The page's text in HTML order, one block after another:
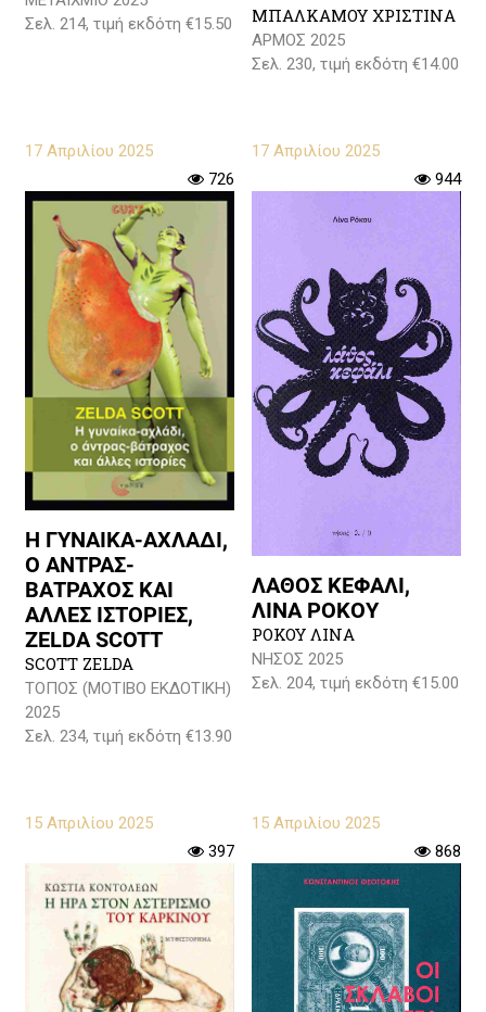
Σελ. 214, τιμή εκδότη €15.50
ΜΠΑΛΚΑΜΟΥ ΧΡΙΣΤΙΝΑ
ΑΡΜΟΣ 2025
Σελ. 230, τιμή εκδότη €14.00
17 Απριλίου 2025
726
Η ΓΥΝΑΙΚΑ-ΑΧΛΑΔΙ,
Ο ΑΝΤΡΑΣ-
ΒΑΤΡΑΧΟΣ ΚΑΙ
ΑΛΛΕΣ ΙΣΤΟΡΙΕΣ,
ZELDA SCOTT
SCOTT ZELDA
ΤΟΠΟΣ (ΜΟΤΙΒΟ ΕΚΔΟΤΙΚΗ)
2025
Σελ. 234, τιμή εκδότη €13.90
17 Απριλίου 2025
944
ΛΑΘΟΣ ΚΕΦΑΛΙ,
ΛΙΝΑ ΡΟΚΟΥ
ΡΟΚΟΥ ΛΙΝΑ
ΝΗΣΟΣ 2025
Σελ. 204, τιμή εκδότη €15.00
15 Απριλίου 2025
397
15 Απριλίου 2025
868